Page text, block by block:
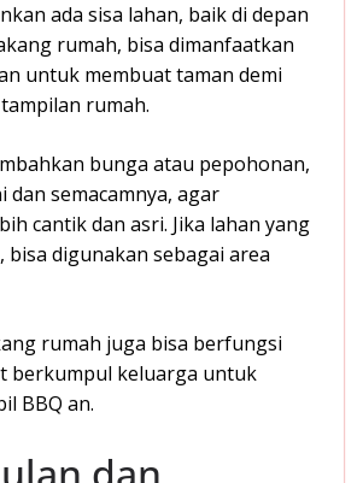
ada sisa lahan, baik di depan
rumah, bisa dimanfaatkan
untuk membuat taman demi
rumah.
bunga atau pepohonan,
dan semacamnya, agar
cantik dan asri. Jika lahan yang
bisa digunakan sebagai area
rumah juga bisa berfungsi
berkumpul keluarga untuk
BBQ an.